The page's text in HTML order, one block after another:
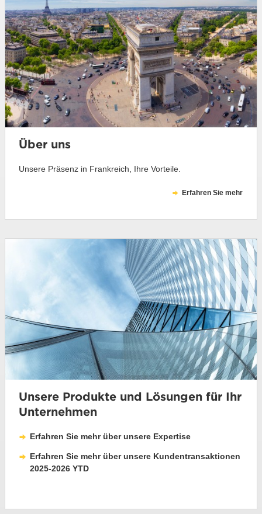
Über uns
Unsere Präsenz in Frankreich, Ihre Vorteile.
Erfahren Sie mehr
Unsere Produkte und Lösungen für Ihr
Unternehmen
Erfahren Sie mehr über unsere Expertise
Erfahren Sie mehr über unsere Kundentransaktionen
2025-2026 YTD